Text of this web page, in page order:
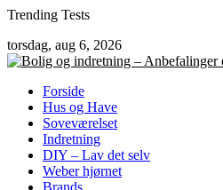
Skip
content
Trending Tests
torsdag, aug 6, 2026
Forside
Hus og Have
Soveværelset
Indretning
DIY – Lav det selv
Weber hjørnet
Brands